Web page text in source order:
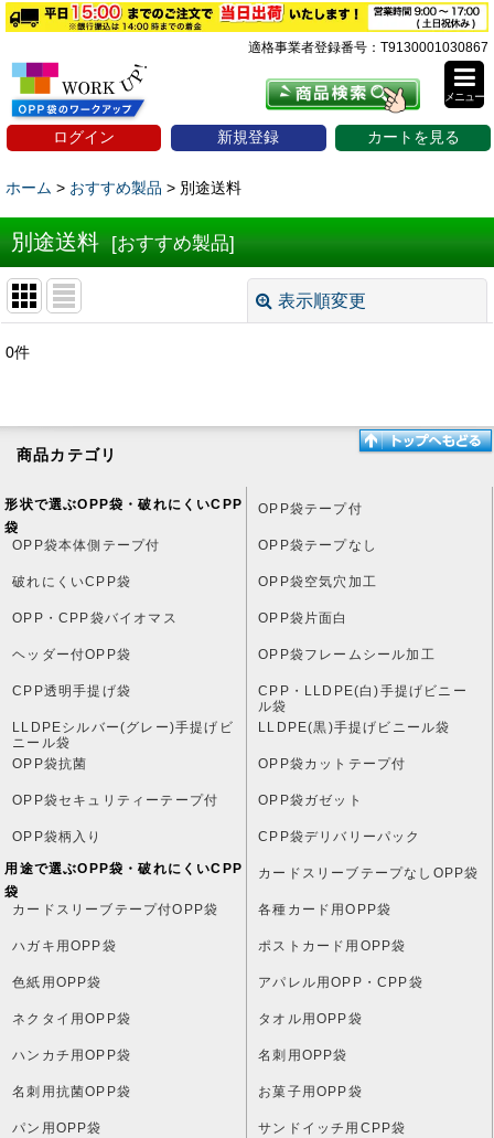
適格事業者登録番号：T9130001030867
ログイン 新規登録 カートを見る
メニュー
ホーム > おすすめ製品 > 別途送料
別途送料 [おすすめ製品]
表示順変更
表示数
並び順:
絞り込む
0件
商品カテゴリ
形状で選ぶOPP袋・破れにくいCPP
袋
OPP袋テープ付
OPP袋本体側テープ付 OPP袋テープなし
破れにくいCPP袋 OPP袋空気穴加工
OPP・CPP袋バイオマス OPP袋片面白
ヘッダー付OPP袋 OPP袋フレームシール加工
CPP透明手提げ袋
CPP・LLDPE(白)手提げビニー
ル袋
LLDPEシルバー(グレー)手提げビ
ニール袋
LLDPE(黒)手提げビニール袋
OPP袋抗菌 OPP袋カットテープ付
OPP袋セキュリティーテープ付 OPP袋ガゼット
OPP袋柄入り CPP袋デリバリーパック
用途で選ぶOPP袋・破れにくいCPP
袋
カードスリーブテープなしOPP袋
カードスリーブテープ付OPP袋 各種カード用OPP袋
ハガキ用OPP袋 ポストカード用OPP袋
色紙用OPP袋 アパレル用OPP・CPP袋
ネクタイ用OPP袋 タオル用OPP袋
ハンカチ用OPP袋 名刺用OPP袋
名刺用抗菌OPP袋 お菓子用OPP袋
パン用OPP袋 サンドイッチ用CPP袋